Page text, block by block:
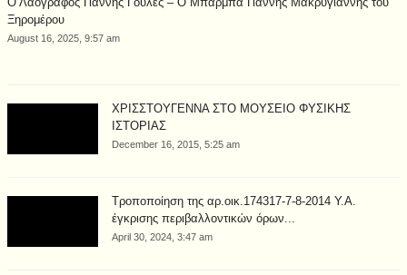
Ξηρομέρου
August 16, 2025, 9:57 am
ΧΡΙΣΣΤΟΥΓΕΝΝΑ ΣΤΟ ΜΟΥΣΕΙΟ ΦΥΣΙΚΗΣ
ΙΣΤΟΡΙΑΣ
December 16, 2015, 5:25 am
Τροποποίηση της αρ.οικ.174317-7-8-2014 Υ.Α.
έγκρισης περιβαλλοντικών όρων...
April 30, 2024, 3:47 am